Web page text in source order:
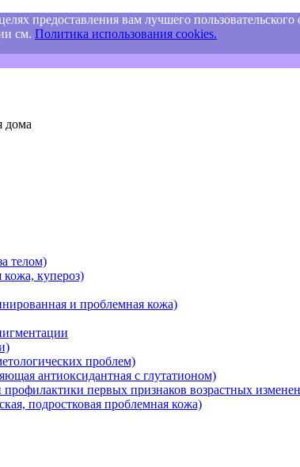
предоставления вам лучшего
см. Политика использования cookies.
дома
телом)
купероз)
и проблемная кожа)
проблем)
антиоксидантная с глутатионом)
первых признаков возрастных
подростковая проблемная кожа)